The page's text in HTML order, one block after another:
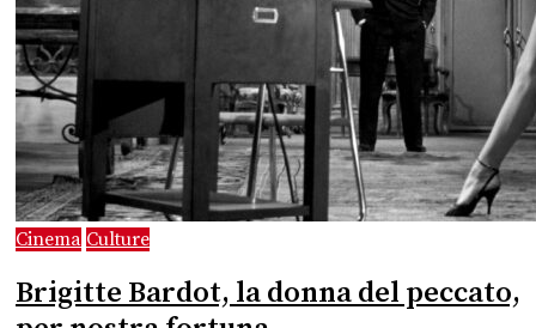
Cinema Culture
Brigitte Bardot, la donna del peccato,